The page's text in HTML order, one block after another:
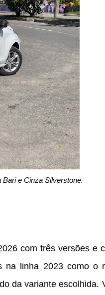
e Cinza Silverstone.
com três versões e
na linha 2023 como o
da variante escolhida.